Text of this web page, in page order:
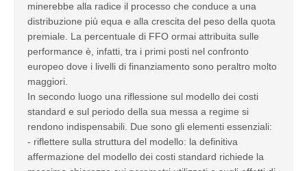
minerebbe alla radice il processo che conduce a una
distribuzione più equa e alla crescita del peso della quota
premiale. La percentuale di FFO ormai attribuita sulle
performance è, infatti, tra i primi posti nel confronto
europeo dove i livelli di finanziamento sono peraltro molto
maggiori.
In secondo luogo una riflessione sul modello dei costi
standard e sul periodo della sua messa a regime si
rendono indispensabili. Due sono gli elementi essenziali:
- riflettere sulla struttura del modello: la definitiva
affermazione del modello dei costi standard richiede la